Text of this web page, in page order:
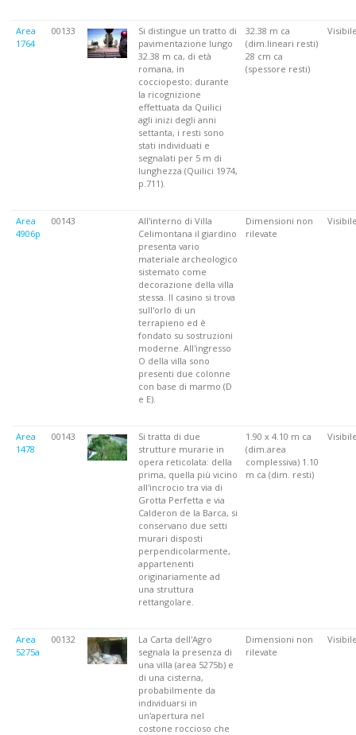
Area
1764
00133
Si distingue un tratto di
pavimentazione lungo
32.38 m ca, di età
romana, in
cocciopesto; durante
la ricognizione
effettuata da Quilici
agli inizi degli anni
settanta, i resti sono
stati individuati e
segnalati per 5 m di
lunghezza (Quilici 1974,
p.711).
32.38 m ca
(dim.lineari resti)
28 cm ca
(spessore resti)
Area
4906p
00143
All'interno di Villa
Celimontana il giardino
presenta vario
materiale archeologico
sistemato come
decorazione della villa
stessa. Il casino si trova
sull'orlo di un
terrapieno ed è
fondato su sostruzioni
moderne. All'ingresso
O della villa sono
presenti due colonne
con base di marmo (D
e E).
Dimensioni non
rilevate
Area
1478
00143
Si tratta di due
strutture murarie in
opera reticolata: della
prima, quella più vicino
all'incrocio tra via di
Grotta Perfetta e via
Calderon de la Barca, si
conservano due setti
murari disposti
perpendicolarmente,
appartenenti
originariamente ad
una struttura
rettangolare.
1.90 x 4.10 m ca
(dim.area
complessiva) 1.10
m ca (dim. resti)
Area
5275a
00132
La Carta dell'Agro
segnala la presenza di
una villa (area 5275b) e
di una cisterna,
probabilmente da
individuarsi in
un'apertura nel
costone roccioso che
Dimensioni non
rilevate